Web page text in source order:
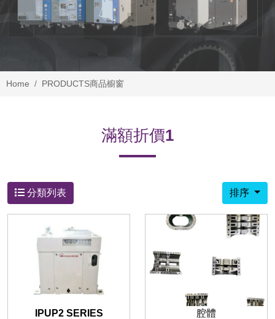
Home PRODUCTS商品櫥窗
滿額折價1
分類列表 排序
IPUP2 SERIES 腔體